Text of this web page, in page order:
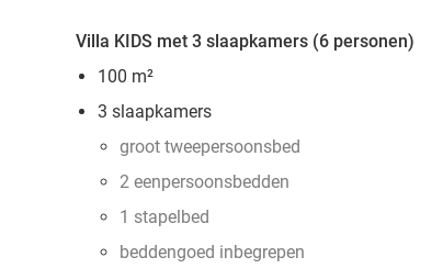
Villa KIDS met 3 slaapkamers (6 personen)
100 m²
3 slaapkamers
groot tweepersoonsbed
2 eenpersoonsbedden
1 stapelbed
beddengoed inbegrepen